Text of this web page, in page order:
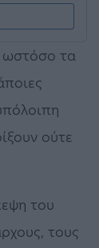
ωστόσο τα
ούτε
του
τους